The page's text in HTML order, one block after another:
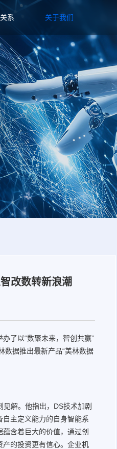
系 关于我们
改数转新浪潮
了以“数聚未来，智创共赢”
数据推出最新产品“美林数据
解。他指出，DS技术加剧
主定义能力的自身智能系
含着巨大的价值，通过创
的投资更有信心。企业机